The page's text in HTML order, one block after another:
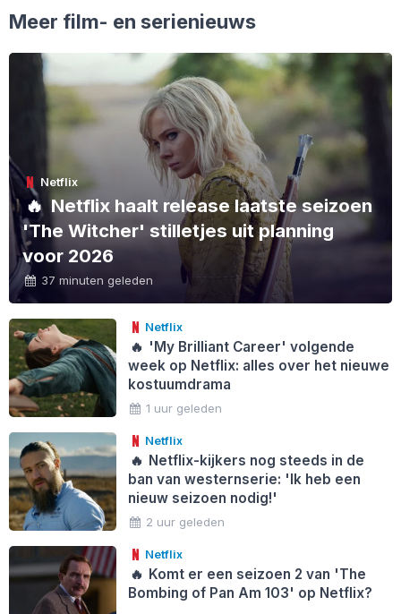
Meer film- en serienieuws
Netflix
🔥 Netflix haalt release laatste seizoen
'The Witcher' stilletjes uit planning
voor 2026
37 minuten geleden
Netflix
🔥 'My Brilliant Career' volgende
week op Netflix: alles over het nieuwe
kostuumdrama
1 uur geleden
Netflix
🔥 Netflix-kijkers nog steeds in de
ban van westernserie: 'Ik heb een
nieuw seizoen nodig!'
2 uur geleden
Netflix
🔥 Komt er een seizoen 2 van 'The
Bombing of Pan Am 103' op Netflix?